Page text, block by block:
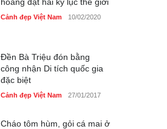
Cảnh đẹp Việt Nam 10/02/2020
Đền Bà Triệu đón bằng
công nhận Di tích quốc gia
đặc biệt
Cảnh đẹp Việt Nam 27/01/2017
Cháo tôm hùm, gỏi cá mai ở